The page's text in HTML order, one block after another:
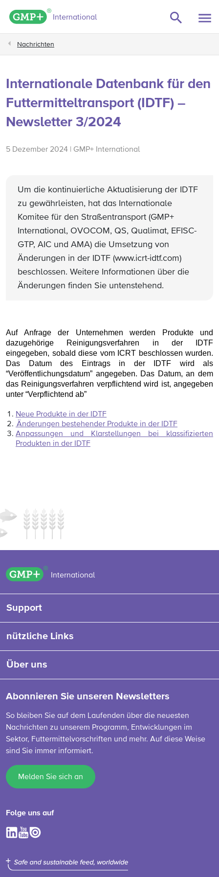
GMP+ logo
International
Nachrichten
Internationale Datenbank für den
Futtermitteltransport (IDTF) –
Newsletter 3/2024
5 Dezember 2024 | GMP+ International
Um die kontinuierliche Aktualisierung der IDTF
zu gewährleisten, hat das Internationale
Komitee für den Straßentransport (GMP+
International, OVOCOM, QS, Qualimat, EFISC-
GTP, AIC und AMA) die Umsetzung von
Änderungen in der IDTF (www.icrt-idtf.com)
beschlossen. Weitere Informationen über die
Änderungen finden Sie untenstehend.
Auf Anfrage der Unternehmen werden Produkte und
dazugehörige Reinigungsverfahren in der IDTF
eingegeben, sobald diese vom ICRT beschlossen wurden.
Das Datum des Eintrags in der IDTF wird als
“Veröffentlichungsdatum” angegeben. Das Datum, an dem
das Reinigungsverfahren verpflichtend wird ist, angegeben
unter “Verpflichtend ab”
Neue Produkte in der IDTF
Änderungen bestehender Produkte in der IDTF
Anpassungen und Klarstellungen bei klassifizierten
Produkten in der IDTF
GMP+ logo
International
Support
nützliche Links
Über uns
Abonnieren Sie unseren Newsletters
So bleiben Sie auf dem Laufenden über die neuesten
Nachrichten zu unserem Programm, Entwicklungen im
Sektor, Futtermittelvorschriften und mehr. Auf diese Weise
sind Sie immer informiert.
Melden Sie sich an
Folge uns auf